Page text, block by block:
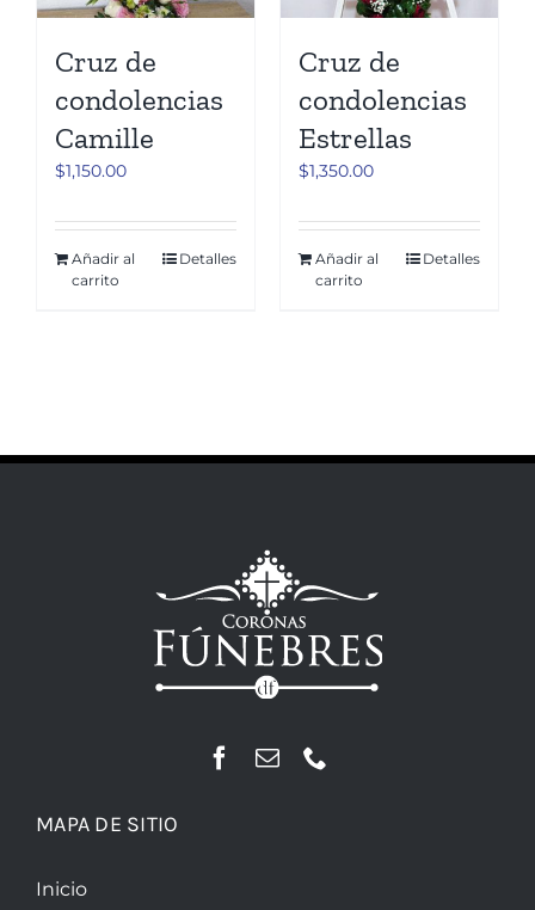
Cruz de
condolencias
Camille
$1,150.00
Añadir al
carrito
Detalles
Cruz de
condolencias
Estrellas
$1,350.00
Añadir al
carrito
Detalles
MAPA DE SITIO
Inicio